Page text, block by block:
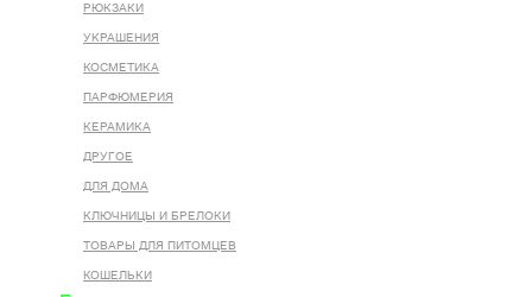
РЮКЗАКИ
УКРАШЕНИЯ
КОСМЕТИКА
ПАРФЮМЕРИЯ
КЕРАМИКА
ДРУГОЕ
ДЛЯ ДОМА
КЛЮЧНИЦЫ И БРЕЛОКИ
ТОВАРЫ ДЛЯ ПИТОМЦЕВ
КОШЕЛЬКИ